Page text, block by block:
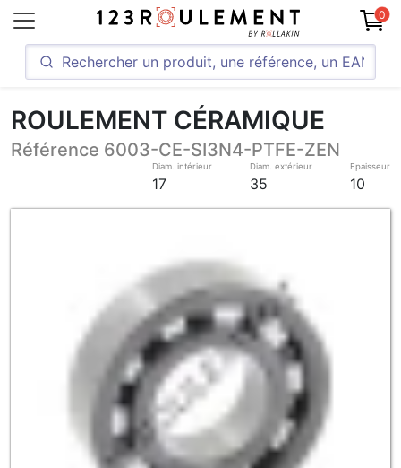
0
ROULEMENT CÉRAMIQUE
Référence 6003-CE-SI3N4-PTFE-ZEN
Diam. intérieur
17
Diam. extérieur
35
Epaisseur
10